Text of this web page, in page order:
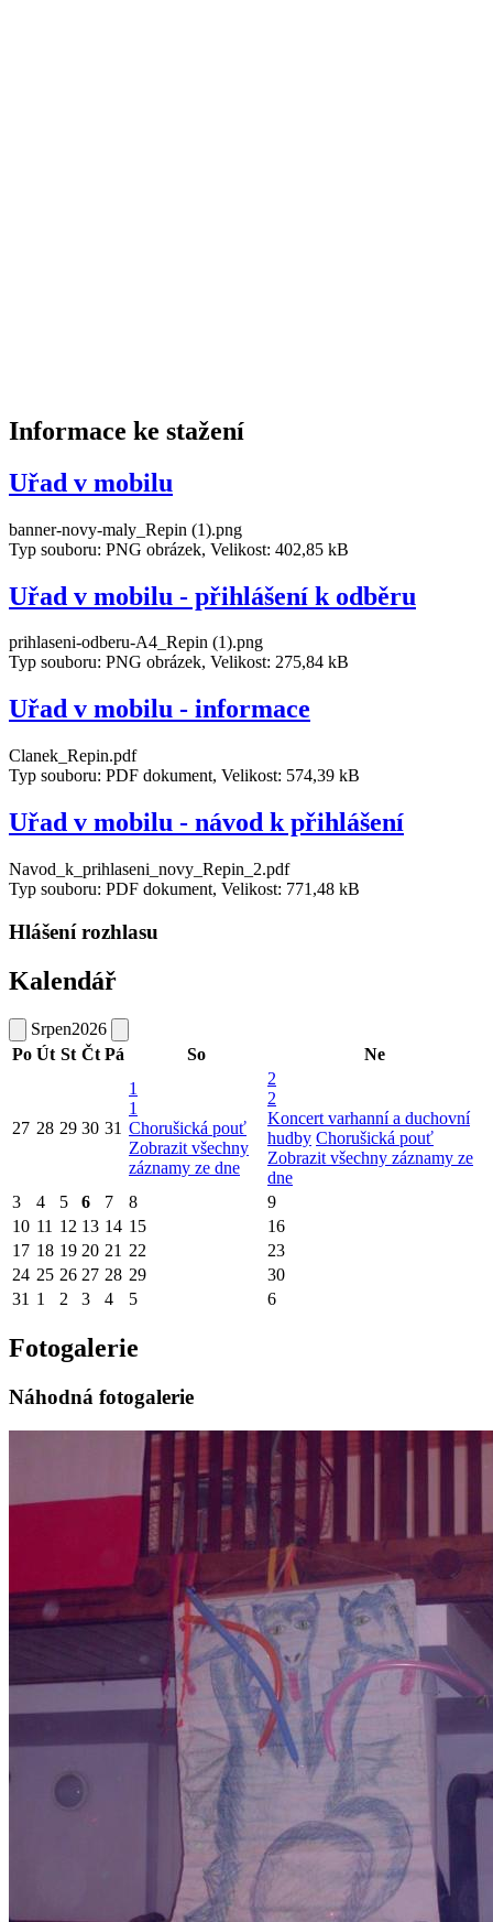
Informace ke stažení
Uřad v mobilu
banner-novy-maly_Repin (1).png
Typ souboru: PNG obrázek, Velikost: 402,85 kB
Uřad v mobilu - přihlášení k odběru
prihlaseni-odberu-A4_Repin (1).png
Typ souboru: PNG obrázek, Velikost: 275,84 kB
Uřad v mobilu - informace
Clanek_Repin.pdf
Typ souboru: PDF dokument, Velikost: 574,39 kB
Uřad v mobilu - návod k přihlášení
Navod_k_prihlaseni_novy_Repin_2.pdf
Typ souboru: PDF dokument, Velikost: 771,48 kB
Hlášení rozhlasu
Kalendář
Srpen2026
Po Út St Čt Pá So Ne
27 28 29 30 31
1
1
Chorušická pouť
Zobrazit všechny
záznamy ze dne
2
2
Koncert varhanní a duchovní
hudby Chorušická pouť
Zobrazit všechny záznamy ze
dne
3
4 5 6 7 8
9
10 11 12 13 14 15
16
17 18 19 20 21 22
23
24 25 26 27 28 29
30
31 1 2 3 4 5 6
Fotogalerie
Náhodná fotogalerie